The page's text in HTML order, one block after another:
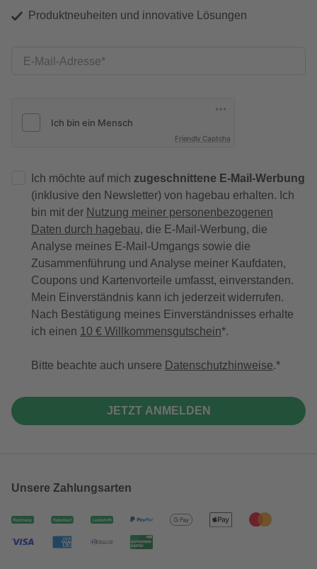
Produktneuheiten und innovative Lösungen
E-Mail-Adresse
Friendly Captcha
Ich möchte auf mich zugeschnittene E-Mail-Werbung
(inklusive den Newsletter) von hagebau erhalten. Ich
bin mit der Nutzung meiner personenbezogenen
Daten durch hagebau, die E-Mail-Werbung, die
Analyse meines E-Mail-Umgangs sowie die
Zusammenführung und Analyse meiner Kaufdaten,
Coupons und Kartenvorteile umfasst, einverstanden.
Mein Einverständnis kann ich jederzeit widerrufen.
Nach Bestätigung meines Einverständnisses erhalte
ich einen 10 € Willkommensgutschein*.
Bitte beachte auch unsere Datenschutzhinweise.
JETZT ANMELDEN
Unsere Zahlungsarten